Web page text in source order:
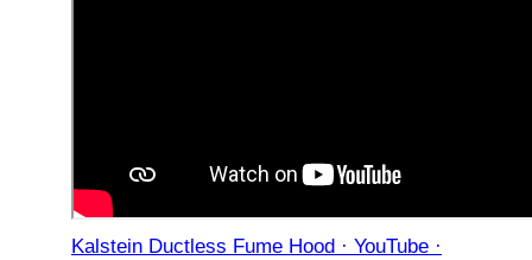
Kalstein Ductless Fume Hood · YouTube ·